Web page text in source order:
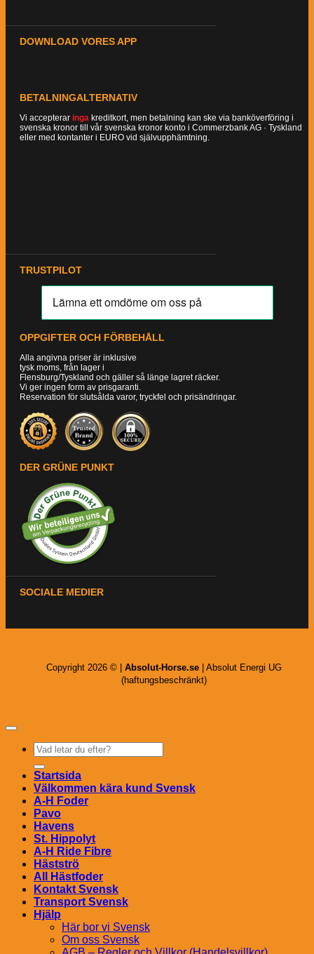
DOWNLOAD VORES APP
BETALNINGALTERNATIV
Vi accepterar inga kreditkort, men betalning kan ske via banköverföring i
svenska kronor till vår svenska kronor konto i Commerzbank AG · Tyskland
eller med kontanter i EURO vid självupphämtning.
TRUSTPILOT
OPPGIFTER OCH FÖRBEHÅLL
Alla angivna priser är inklusive
tysk moms, från lager i
Flensburg/Tyskland och gäller så länge lagret räcker.
Vi ger ingen form av prisgaranti.
Reservation för slutsålda varor, tryckfel och prisändringar.
DER GRÜNE PUNKT
SOCIALE MEDIER
Copyright 2026 © | Absolut-Horse.se | Absolut Energi UG
(haftungsbeschränkt)
Sök
efter:
Startsida
Välkommen kära kund Svensk
A-H Foder
Pavo
Havens
St. Hippolyt
A-H Ride Fibre
Hästströ
All Hästfoder
Kontakt Svensk
Transport Svensk
Hjälp
Här bor vi Svensk
Om oss Svensk